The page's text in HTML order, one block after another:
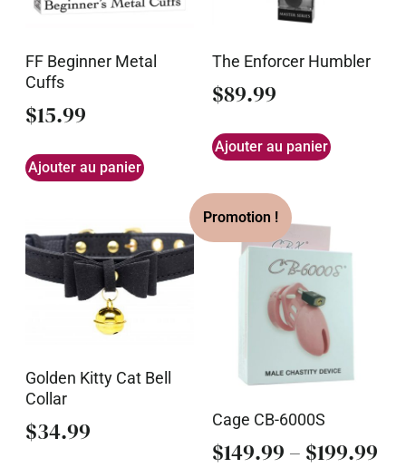
FF Beginner Metal
Cuffs
$15.99
Ajouter au panier
The Enforcer Humbler
$89.99
Ajouter au panier
Golden Kitty Cat Bell
Collar
$34.99 Cage CB-6000S
$149.99 – $199.99